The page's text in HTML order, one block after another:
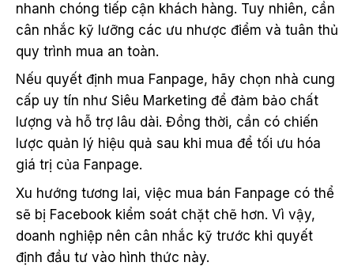
nhanh chóng tiếp cận khách hàng. Tuy nhiên, cần
cân nhắc kỹ lưỡng các ưu nhược điểm và tuân thủ
quy trình mua an toàn.
Nếu quyết định mua Fanpage, hãy chọn nhà cung
cấp uy tín như Siêu Marketing để đảm bảo chất
lượng và hỗ trợ lâu dài. Đồng thời, cần có chiến
lược quản lý hiệu quả sau khi mua để tối ưu hóa
giá trị của Fanpage.
Xu hướng tương lai, việc mua bán Fanpage có thể
sẽ bị Facebook kiểm soát chặt chẽ hơn. Vì vậy,
doanh nghiệp nên cân nhắc kỹ trước khi quyết
định đầu tư vào hình thức này.